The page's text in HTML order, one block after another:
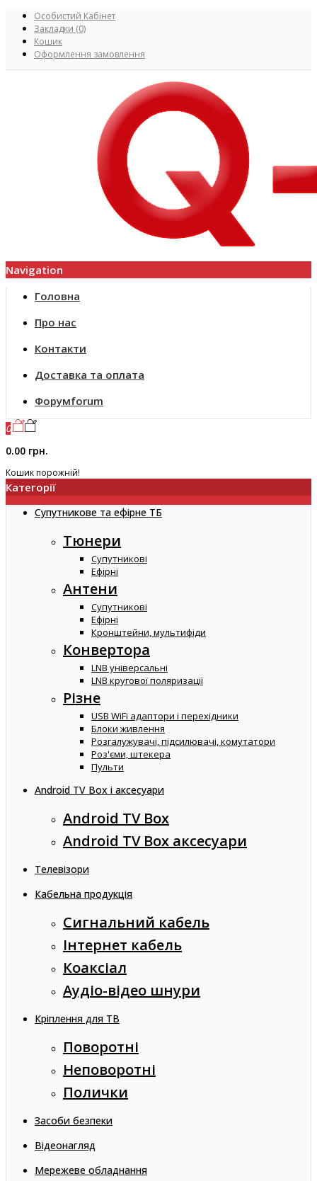
Особистий Кабінет
Закладки (0)
Кошик
Оформлення замовлення
Navigation
Головна
Про нас
Контакти
Доставка та оплата
Форумforum
0
0.00 грн.
Кошик порожній!
Категорії
Супутникове та ефірне ТБ
Тюнери
Супутникові
Ефірні
Антени
Супутникові
Ефірні
Кронштейни, мультифіди
Конвертора
LNB універсальні
LNB кругової поляризації
Різне
USB WiFi адаптори і перехідники
Блоки живлення
Розгалужувачі, підсилювачі, комутатори
Роз'єми, штекера
Пульти
Android TV Box і аксесуари
Android TV Box
Android TV Box аксесуари
Телевізори
Кабельна продукція
Сигнальний кабель
Інтернет кабель
Коаксіал
Аудіо-відео шнури
Кріплення для ТВ
Поворотні
Неповоротні
Полички
Засоби безпеки
Відеонагляд
Мережеве обладнання